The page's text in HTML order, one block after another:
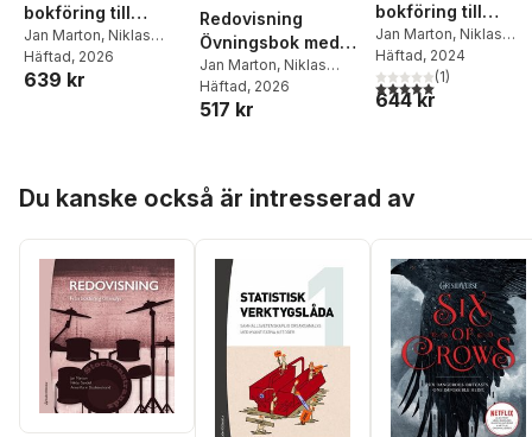
bokföring till
analys
Jan Marton, Niklas
Sandell ,Anna-Karin
Stockenstrand
Häftad, 2026
639 kr
Redovisning
Övningsbok med
fullständiga
lösningar -
Övningsbok med
Jan Marton, Niklas
Sandell ,Anna-Karin
Stockenstrand
Häftad, 2026
517 kr
bokföring till
analys
Jan Marton, Niklas
Sandell ,Anna-Karin
Stockenstrand
Häftad, 2024
5,0utav 5 stjärnor.
(1)
644 kr
Du kanske också är intresserad av